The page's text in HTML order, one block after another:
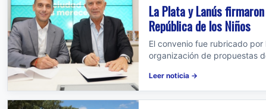
La Plata y Lanús
República de los Niños
El convenio fue rubricado
organización de propuestas
Leer noticia →